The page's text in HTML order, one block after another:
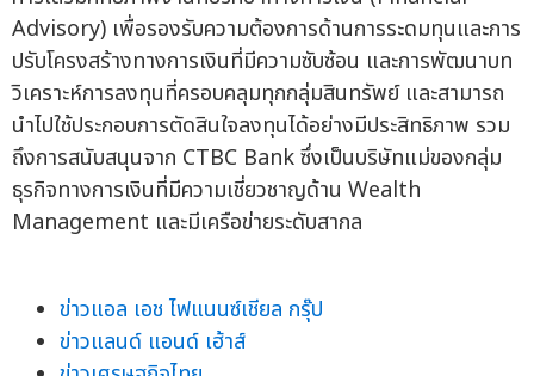
Advisory) เพื่อรองรับความต้องการด้านการระดมทุนและการ
ปรับโครงสร้างทางการเงินที่มีความซับซ้อน และการพัฒนาบท
วิเคราะห์การลงทุนที่ครอบคลุมทุกกลุ่มสินทรัพย์ และสามารถ
นำไปใช้ประกอบการตัดสินใจลงทุนได้อย่างมีประสิทธิภาพ รวม
ถึงการสนับสนุนจาก CTBC Bank ซึ่งเป็นบริษัทแม่ของกลุ่ม
ธุรกิจทางการเงินที่มีความเชี่ยวชาญด้าน Wealth
Management และมีเครือข่ายระดับสากล
ข่าวแอล เอช ไฟแนนซ์เชียล กรุ๊ป
ข่าวแลนด์ แอนด์ เฮ้าส์